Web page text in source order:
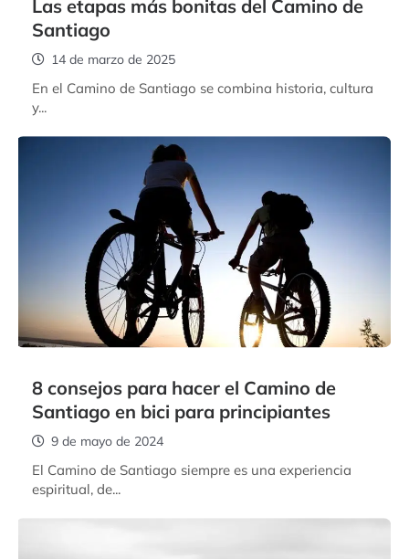
Las etapas más bonitas del Camino de
Santiago
14 de marzo de 2025
En el Camino de Santiago se combina historia, cultura
y...
8 consejos para hacer el Camino de
Santiago en bici para principiantes
9 de mayo de 2024
El Camino de Santiago siempre es una experiencia
espiritual, de...